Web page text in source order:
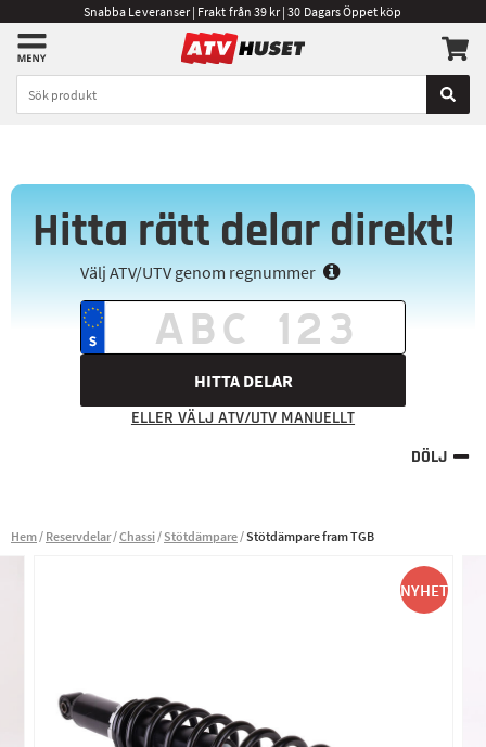
Snabba Leveranser | Frakt från 39 kr | 30 Dagars Öppet köp
Hitta rätt delar direkt!
Välj ATV/UTV genom regnummer
HITTA DELAR
ELLER VÄLJ ATV/UTV MANUELLT
DÖLJ
Hem Reservdelar Chassi Stötdämpare Stötdämpare fram TGB
NYHET